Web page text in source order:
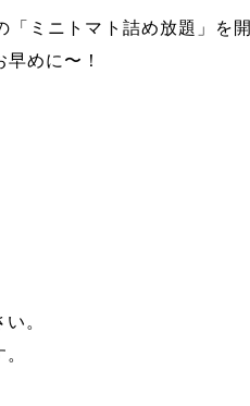
「ミニトマト詰め放題」を
めに〜！
。